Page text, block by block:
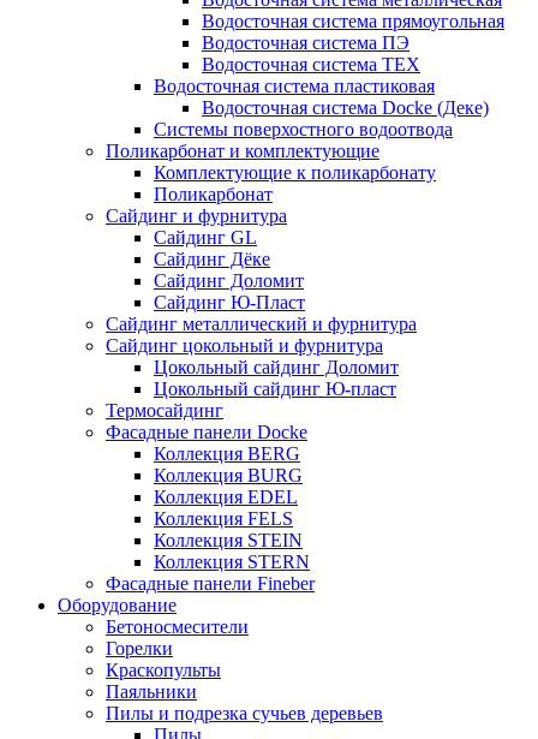
Водосточная система прямоугольная
Водосточная система ПЭ
Водосточная система ТЕХ
Водосточная система пластиковая
Водосточная система Docke (Деке)
Системы поверхостного водоотвода
Поликарбонат и комплектующие
Комплектующие к поликарбонату
Поликарбонат
Сайдинг и фурнитура
Сайдинг GL
Сайдинг Дёке
Сайдинг Доломит
Сайдинг Ю-Пласт
Сайдинг металлический и фурнитура
Сайдинг цокольный и фурнитура
Цокольный сайдинг Доломит
Цокольный сайдинг Ю-пласт
Термосайдинг
Фасадные панели Docke
Коллекция BERG
Коллекция BURG
Коллекция EDEL
Коллекция FELS
Коллекция STEIN
Коллекция STERN
Фасадные панели Fineber
Оборудование
Бетоносмесители
Горелки
Краскопульты
Паяльники
Пилы и подрезка сучьев деревьев
Пилы